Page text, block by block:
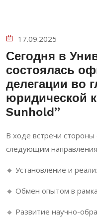
17.09.2025
Сегодня в
состоялась
делегации во
юридической
Sunhold”
В ходе встречи
следующим
🔹 Установление и
🔹 Обмен опытом в
🔹 Развитие научно-